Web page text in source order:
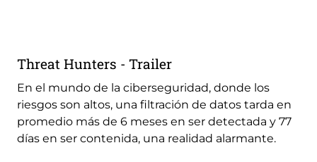
Threat Hunters - Trailer
En el mundo de la ciberseguridad, donde los
riesgos son altos, una filtración de datos tarda en
promedio más de 6 meses en ser detectada y 77
días en ser contenida, una realidad alarmante.